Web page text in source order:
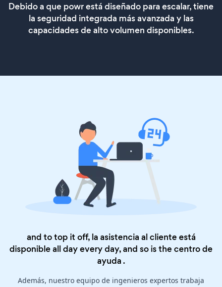
Debido a que powr está diseñado para escalar, tiene
la seguridad integrada más avanzada y las
capacidades de alto volumen disponibles.
and to top it off, la asistencia al cliente está
disponible all day every day, and so is thecentro de
ayuda .
Además, nuestro equipo de ingenieros expertos trabaja